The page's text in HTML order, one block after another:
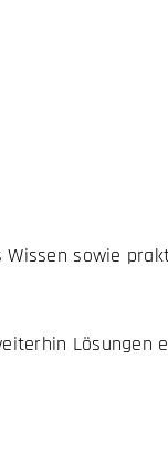
sowie
Lösungen